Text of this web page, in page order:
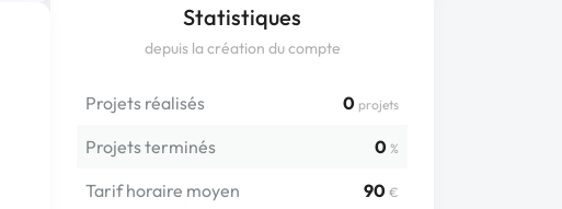
Statistiques
depuis la création du compte
Projets réalisés 0 projets
Projets terminés 0 %
Tarif horaire moyen 90 €